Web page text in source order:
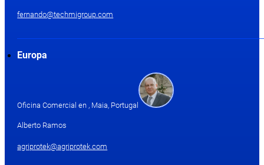
fernando@techmigroup.com
Europa
Oficina Comercial en , Maia, Portugal
Alberto Ramos
agriprotek@agriprotek.com